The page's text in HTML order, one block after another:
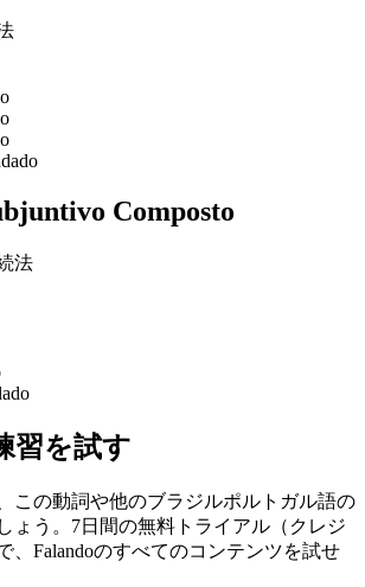
Composto
法
習を試す
この動詞や他のブラジルポルトガル語の
ょう。7日間の無料トライアル（クレジ
、Falandoのすべてのコンテンツを試せ